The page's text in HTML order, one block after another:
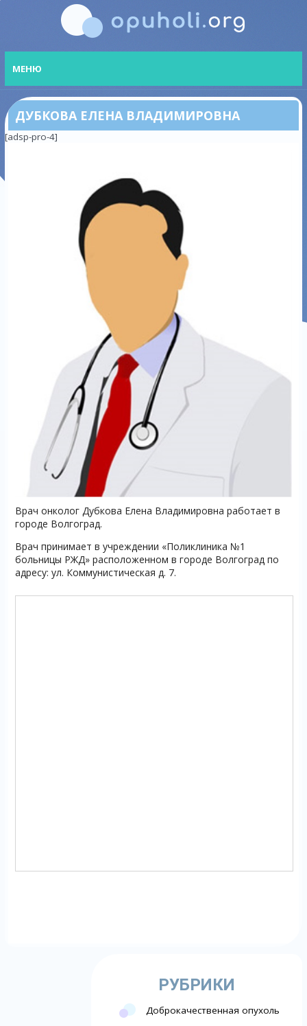
МЕНЮ
ДУБКОВА ЕЛЕНА ВЛАДИМИРОВНА
[adsp-pro-4]
Врач онколог Дубкова Елена Владимировна работает в
городе Волгоград.
Врач принимает в учреждении «Поликлиника №1
больницы РЖД» расположенном в городе Волгоград по
адресу: ул. Коммунистическая д. 7.
РУБРИКИ
Доброкачественная опухоль